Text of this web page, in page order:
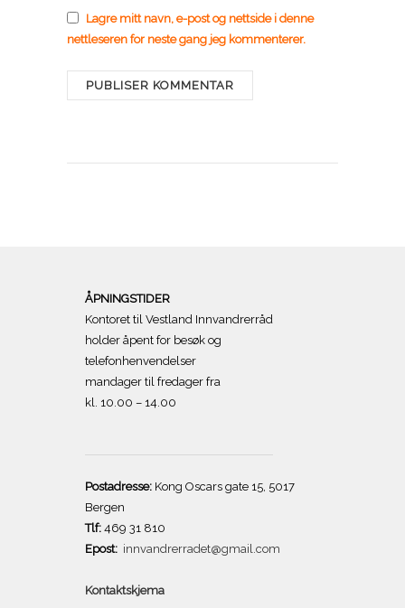
Lagre mitt navn, e-post og nettside i denne
nettleseren for neste gang jeg kommenterer.
ÅPNINGSTIDER
Kontoret til Vestland Innvandrerråd
holder åpent for besøk og
telefonhenvendelser
mandager til fredager fra
kl. 10.00 – 14.00
Postadresse: Kong Oscars gate 15, 5017
Bergen
Tlf: 469 31 810
Epost: innvandrerradet@gmail.com
Kontaktskjema